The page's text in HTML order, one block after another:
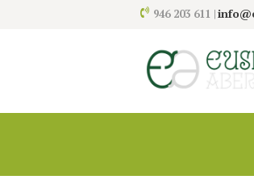
946 203 611 |